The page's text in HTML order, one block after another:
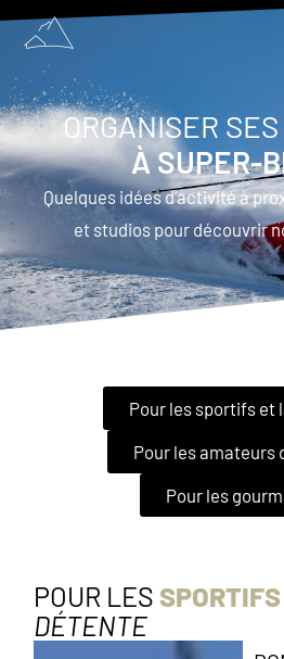
ORGANISER SES
À SUPER-
Quelques idées d’activité à
et studios pour découvrir
Pour les sportifs et
Pour les amateurs
Pour les
POUR LES SPORTIFS
DÉTENTE